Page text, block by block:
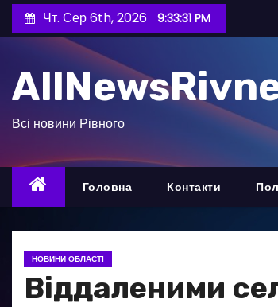
е
д
Чт. Сер 6th, 2026 9:33:33 PM
Всі новини Рівного
Головна Контакти
НОВИНИ ОБЛАСТІ
Віддаленими